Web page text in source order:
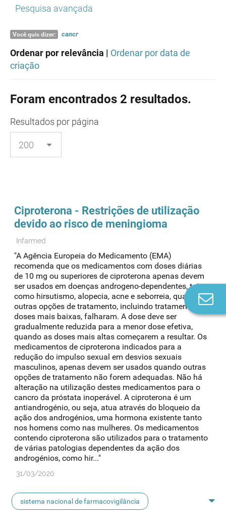
Pesquisa avançada
Você quis dizer: cancr
Ordenar por relevância | Ordenar por data de
criação
Foram encontrados 2 resultados.
Resultados por página
Ciproterona - Restrições de utilização
devido ao risco de meningioma
Infarmed
"A Agência Europeia do Medicamento (EMA)
recomenda que os medicamentos com doses diárias
de 10 mg ou superiores de ciproterona apenas devem
ser usados em doenças androgeno-dependentes, tais
como hirsutismo, alopecia, acne e seborreia, quando
outras opções de tratamento, incluindo tratamento com
doses mais baixas, falharam. A dose deve ser
gradualmente reduzida para a menor dose efetiva,
quando as doses mais altas começarem a resultar. Os
medicamentos de ciproterona indicados para a
redução do impulso sexual em desvios sexuais
masculinos, apenas devem ser usados quando outras
opções de tratamento não forem adequadas. Não há
alteração na utilização destes medicamentos para o
cancro da próstata inoperável. A ciproterona é um
antiandrogénio, ou seja, atua através do bloqueio da
ação dos androgénios, uma hormona existente tanto
nos homens como nas mulheres. Os medicamentos
contendo ciproterona são utilizados para o tratamento
de várias patologias dependentes da ação dos
androgénios, como hir..."
31/03/2020
sistema nacional de farmacovigilância